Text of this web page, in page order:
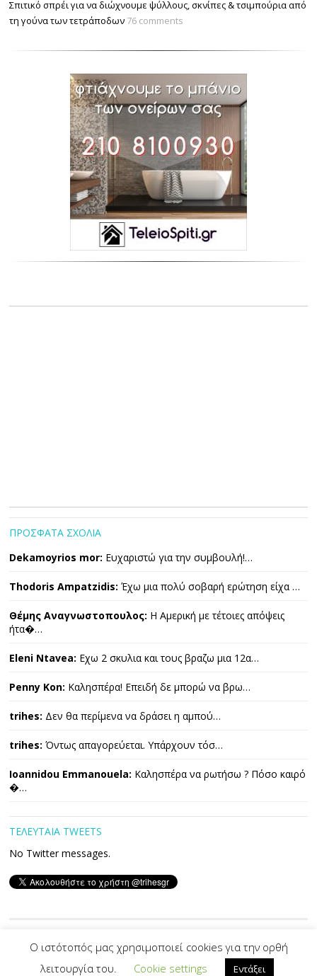
Σπιτικό σπρέι για να διώχνουμε ψύλλους, σκνίπες & τσιμπούρια από
τη γούνα των τετράποδων 76 comments
ΠΡΟΣΦΑΤΑ ΣΧΟΛΙΑ
Dekamoyrios mor: Ευχαριστώ για την συμβουλή!…
Thodoris Ampatzidis: Έχω μια πολύ σοβαρή ερώτηση είχα …
Θέμης Αναγνωστοπουλος: Η Αμερική με τέτοιες απόψεις
ήτα�…
Eleni Ntavea: Εχω 2 σκυλια και τους βραζω μια 12α…
Penny Kon: Καλησπέρα! Επειδή δε μπορώ να βρω…
trihes: Δεν θα περίμενα να δράσει η αμπού…
trihes: Όντως απαγορεύεται. Υπάρχουν τόσ…
Ioannidou Emmanouela: Καλησπέρα να ρωτήσω ? Πόσο καιρό
�…
ΤΕΛΕΥΤΑΙΑ TWEETS
No Twitter messages.
Copyright © 2026 ΤΡΙΧΕΣ. All Rights Reserved.
Designed by
Developed By -|PVS|-
Ο ιστότοπός μας χρησιμοποιεί cookies για την ορθή
λειτουργία του.
Cookie settings Εντάξει